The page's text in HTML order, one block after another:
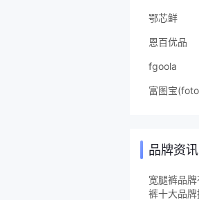
鄂芯鲜
恩百优品
fgoola
富图宝
品牌资讯
宽腿裤品
裤十大品牌